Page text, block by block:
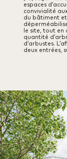
espaces
convivialité
du bâtiment
le site, tout en
quantité
d’arbustes.
deux entrées,